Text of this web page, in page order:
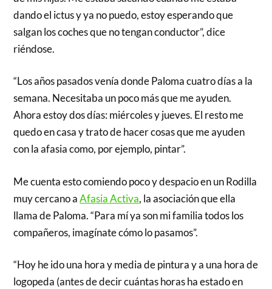
dando el ictus y ya no puedo, estoy esperando que
salgan los coches que no tengan conductor”, dice
riéndose.
“Los años pasados venía donde Paloma cuatro días a la
semana. Necesitaba un poco más que me ayuden.
Ahora estoy dos días: miércoles y jueves. El resto me
quedo en casa y trato de hacer cosas que me ayuden
con la afasia como, por ejemplo, pintar”.
Me cuenta esto comiendo poco y despacio en un Rodilla
muy cercano aAfasia Activa, la asociación que ella
llama de Paloma. “Para mí ya son mi familia todos los
compañeros, imagínate cómo lo pasamos”.
“Hoy he ido una hora y media de pintura y a una hora de
logopeda (antes de decir cuántas horas ha estado en